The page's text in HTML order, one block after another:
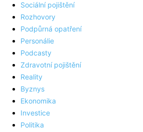
Sociální pojištění
Rozhovory
Podpůrná opatření
Personálie
Podcasty
Zdravotní pojištění
Reality
Byznys
Ekonomika
Investice
Politika